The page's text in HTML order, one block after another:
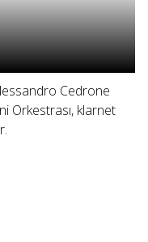
Cedrone
Orkestrası, klarnet